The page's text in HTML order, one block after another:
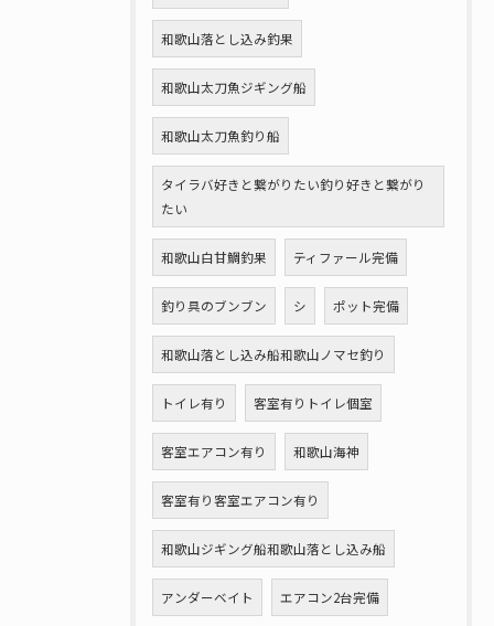
和歌山落とし込み釣果
和歌山太刀魚ジギング船
和歌山太刀魚釣り船
タイラバ好きと繋がりたい釣り好きと繋がり
たい
和歌山白甘鯛釣果 ティファール完備
釣り具のブンブン シ ポット完備
和歌山落とし込み船和歌山ノマセ釣り
トイレ有り 客室有りトイレ個室
客室エアコン有り 和歌山海神
客室有り客室エアコン有り
和歌山ジギング船和歌山落とし込み船
アンダーベイト エアコン2台完備